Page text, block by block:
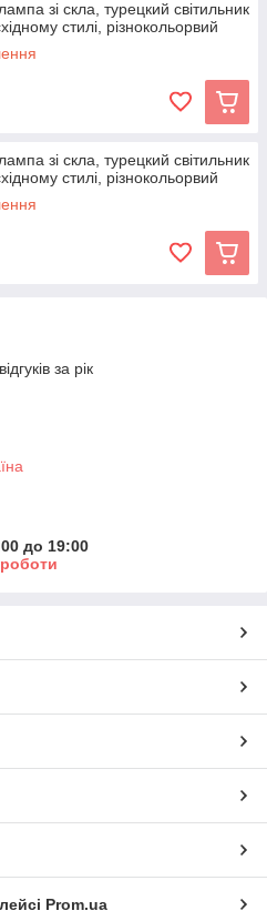
зі скла, турецкий світильник
стилі, різнокольорвий
зі скла, турецкий світильник
стилі, різнокольорвий
за рік
до 19:00
Prom.ua